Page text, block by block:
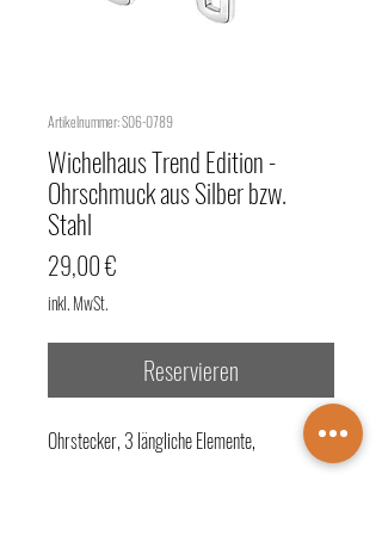
Artikelnummer: S06-0789
Wichelhaus Trend Edition -
Ohrschmuck aus Silber bzw.
Stahl
29,00 €
inkl. MwSt.
Reservieren
Ohrstecker, 3 längliche Elemente,